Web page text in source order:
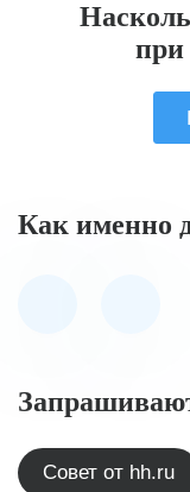
при
Как именно
Совет от hh.ru